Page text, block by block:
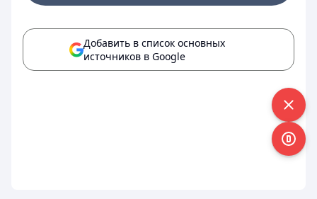
Добавить в список основных
источников в Google